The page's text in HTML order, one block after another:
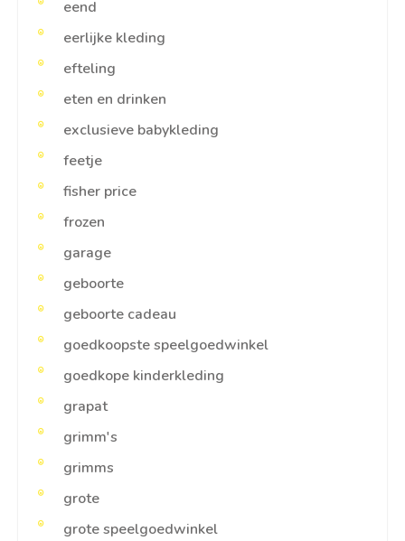
eend
eerlijke kleding
efteling
eten en drinken
exclusieve babykleding
feetje
fisher price
frozen
garage
geboorte
geboorte cadeau
goedkoopste speelgoedwinkel
goedkope kinderkleding
grapat
grimm's
grimms
grote
grote speelgoedwinkel